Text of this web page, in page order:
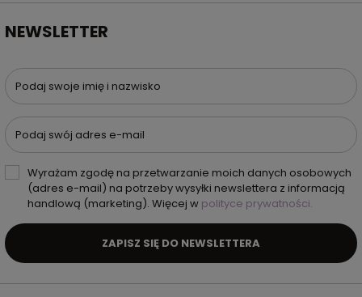
NEWSLETTER
Podaj swoje imię i nazwisko
Podaj swój adres e-mail
Wyrażam zgodę na przetwarzanie moich danych osobowych
(adres e-mail) na potrzeby wysyłki newslettera z informacją
handlową (marketing). Więcej w polityce prywatności.
ZAPISZ SIĘ DO NEWSLETTERA